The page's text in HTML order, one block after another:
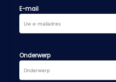
E-mail
Onderwerp